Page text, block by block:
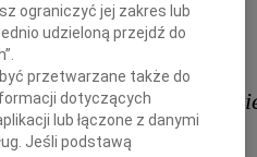
Koledze
ograniczyć jej zakres lub
udzieloną przejdź do
przetwarzane także do
dotyczących
lub łączone z danymi
Jeśli podstawą